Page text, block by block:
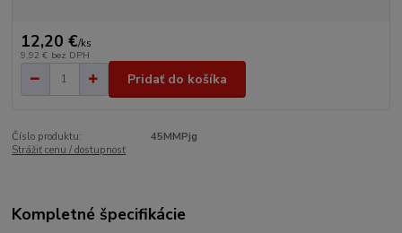
12,20 €/ks
9,92 € bez DPH
Pridať do košíka
Číslo produktu:
45MMPjg
Strážiť cenu / dostupnosť
Kompletné špecifikácie